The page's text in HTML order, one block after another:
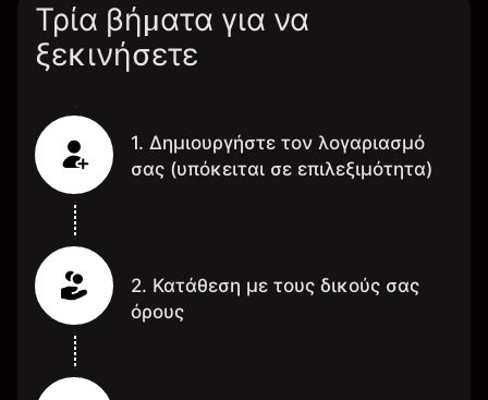
Τρία βήματα για να
ξεκινήσετε
1. Δημιουργήστε τον λογαριασμό
σας (υπόκειται σε επιλεξιμότητα)
2. Κατάθεση με τους δικούς σας
όρους